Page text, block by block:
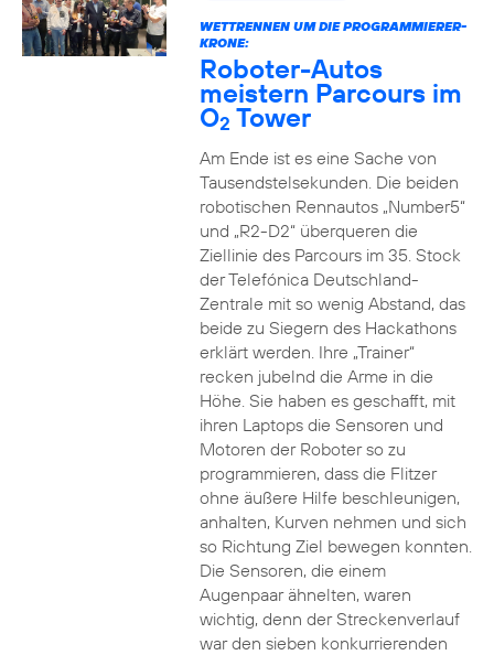
WETTRENNEN UM DIE PROGRAMMIERER-
KRONE:
Roboter-Autos
meistern Parcours im
O2 Tower
Am Ende ist es eine Sache von
Tausendstelsekunden. Die beiden
robotischen Rennautos „Number5“
und „R2-D2“ überqueren die
Ziellinie des Parcours im 35. Stock
der Telefónica Deutschland-
Zentrale mit so wenig Abstand, das
beide zu Siegern des Hackathons
erklärt werden. Ihre „Trainer“
recken jubelnd die Arme in die
Höhe. Sie haben es geschafft, mit
ihren Laptops die Sensoren und
Motoren der Roboter so zu
programmieren, dass die Flitzer
ohne äußere Hilfe beschleunigen,
anhalten, Kurven nehmen und sich
so Richtung Ziel bewegen konnten.
Die Sensoren, die einem
Augenpaar ähnelten, waren
wichtig, denn der Streckenverlauf
war den sieben konkurrierenden